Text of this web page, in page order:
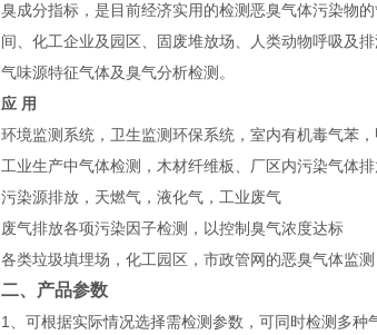
臭成分指标，是目前经济实用的检测恶臭气体污染物
间、化工企业及园区、固废堆放场、人类动物呼吸及
气味源特征气体及臭气分析检测。
应 用
环境监测系统，卫生监测环保系统，室内有机毒气苯
工业生产中气体检测，木材纤维板、厂区内污染气体
污染源排放，天燃气，液化气，工业废气
废气排放各项污染因子检测，以控制臭气浓度达标
各类垃圾填埋场，化工园区，市政管网的恶臭气体监测
二、产品参数
1、可根据实际情况选择需检测参数，可同时检测多种